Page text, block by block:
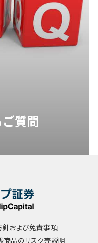
質問
針および免責事項
商品のリスク等説明